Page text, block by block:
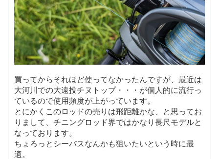
買ってからそれほど使ってなかったんですが、最近は
大河川での大遠投チヌトップ・・・が個人的に流行っ
ているので使用頻度が上がっています。
とにかくこのロッドの売りは飛距離かな、と思ってお
りまして、チニングロッド界ではかなり長尺モデルと
なっております。
ちょろっとシーバスなんかも狙いたいという時に最
適。